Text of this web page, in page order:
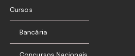
Cursos
Bancária